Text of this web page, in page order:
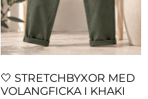
🤍 STRETCHBYXOR MED
VOLANGFICKA I KHAKI